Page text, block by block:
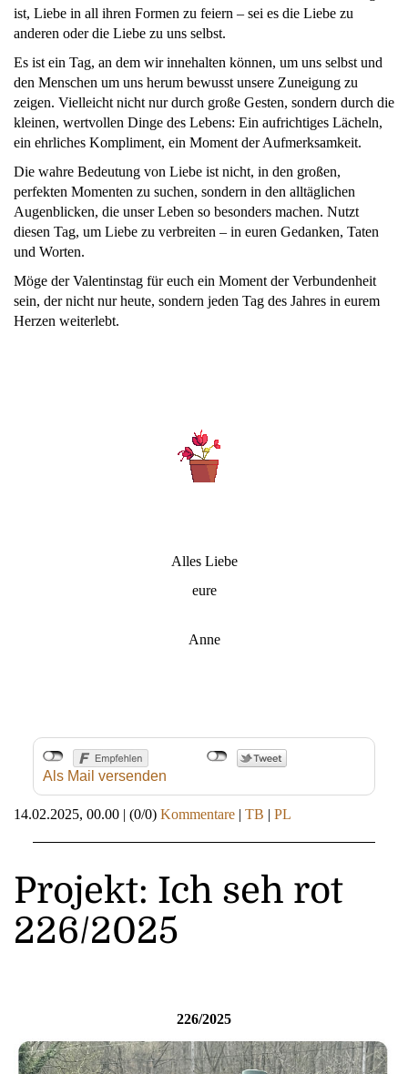
ist, Liebe in all ihren Formen zu feiern – sei es die Liebe zu
anderen oder die Liebe zu uns selbst.
Es ist ein Tag, an dem wir innehalten können, um uns selbst und
den Menschen um uns herum bewusst unsere Zuneigung zu
zeigen. Vielleicht nicht nur durch große Gesten, sondern durch die
kleinen, wertvollen Dinge des Lebens: Ein aufrichtiges Lächeln,
ein ehrliches Kompliment, ein Moment der Aufmerksamkeit.
Die wahre Bedeutung von Liebe ist nicht, in den großen,
perfekten Momenten zu suchen, sondern in den alltäglichen
Augenblicken, die unser Leben so besonders machen. Nutzt
diesen Tag, um Liebe zu verbreiten – in euren Gedanken, Taten
und Worten.
Möge der Valentinstag für euch ein Moment der Verbundenheit
sein, der nicht nur heute, sondern jeden Tag des Jahres in eurem
Herzen weiterlebt.
Alles Liebe
eure
Anne
Als Mail versenden
14.02.2025, 00.00 | (0/0) Kommentare | TB | PL
Projekt: Ich seh rot
226/2025
226/2025